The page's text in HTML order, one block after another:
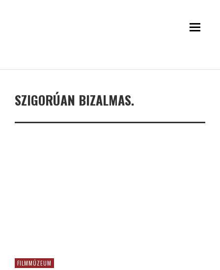
SZIGORÚAN BIZALMAS.
FILMMÚZEUM